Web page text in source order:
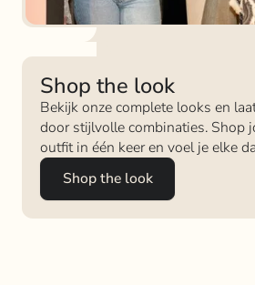
Shop the look
Bekijk onze complete looks en
door stijlvolle combinaties. Shop
outfit in één keer en voel je elke
Shop the look